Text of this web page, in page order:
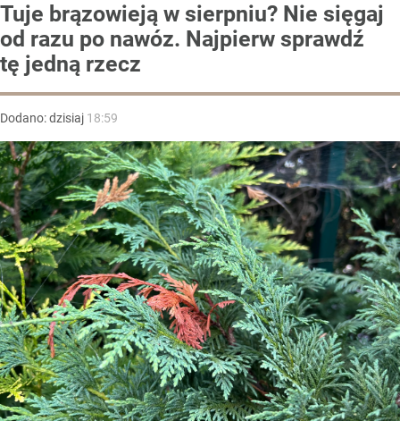
Tuje brązowieją w sierpniu? Nie sięgaj
od razu po nawóz. Najpierw sprawdź
tę jedną rzecz
Dodano:dzisiaj 18:59